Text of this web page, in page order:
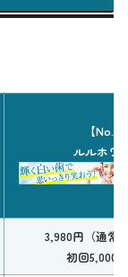
【No.2
ルルホワ
3,980円（通常
初回5,000